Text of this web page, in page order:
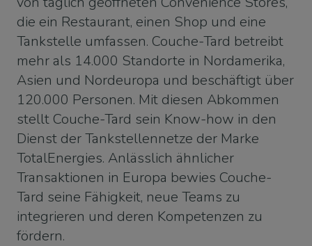
die ein Restaurant, einen Shop und eine
Tankstelle umfassen. Couche-Tard betreibt
mehr als 14.000 Standorte in Nordamerika,
Asien und Nordeuropa und beschäftigt über
120.000 Personen. Mit diesen Abkommen
stellt Couche-Tard sein Know-how in den
Dienst der Tankstellennetze der Marke
TotalEnergies. Anlässlich ähnlicher
Transaktionen in Europa bewies Couche-
Tard seine Fähigkeit, neue Teams zu
integrieren und deren Kompetenzen zu
fördern.